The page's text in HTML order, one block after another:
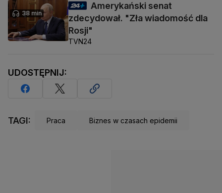
38 min
Amerykański senat
zdecydował. "Zła wiadomość dla
Rosji"
TVN24
UDOSTĘPNIJ:
TAGI: Praca Biznes w czasach epidemii